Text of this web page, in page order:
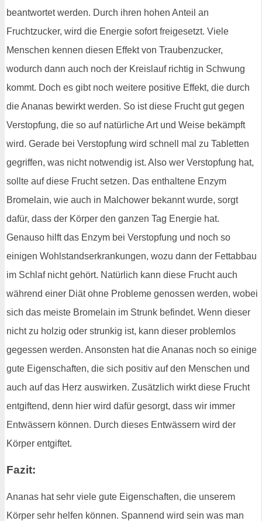
beantwortet werden. Durch ihren hohen Anteil an
Fruchtzucker, wird die Energie sofort freigesetzt. Viele
Menschen kennen diesen Effekt von Traubenzucker,
wodurch dann auch noch der Kreislauf richtig in Schwung
kommt. Doch es gibt noch weitere positive Effekt, die durch
die Ananas bewirkt werden. So ist diese Frucht gut gegen
Verstopfung, die so auf natürliche Art und Weise bekämpft
wird. Gerade bei Verstopfung wird schnell mal zu Tabletten
gegriffen, was nicht notwendig ist. Also wer Verstopfung hat,
sollte auf diese Frucht setzen. Das enthaltene Enzym
Bromelain, wie auch in Malchower bekannt wurde, sorgt
dafür, dass der Körper den ganzen Tag Energie hat.
Genauso hilft das Enzym bei Verstopfung und noch so
einigen Wohlstandserkrankungen, wozu dann der Fettabbau
im Schlaf nicht gehört. Natürlich kann diese Frucht auch
während einer Diät ohne Probleme genossen werden, wobei
sich das meiste Bromelain im Strunk befindet. Wenn dieser
nicht zu holzig oder strunkig ist, kann dieser problemlos
gegessen werden. Ansonsten hat die Ananas noch so einige
gute Eigenschaften, die sich positiv auf den Menschen und
auch auf das Herz auswirken. Zusätzlich wirkt diese Frucht
entgiftend, denn hier wird dafür gesorgt, dass wir immer
Entwässern können. Durch dieses Entwässern wird der
Körper entgiftet.
Fazit:
Ananas hat sehr viele gute Eigenschaften, die unserem
Körper sehr helfen können. Spannend wird sein was man